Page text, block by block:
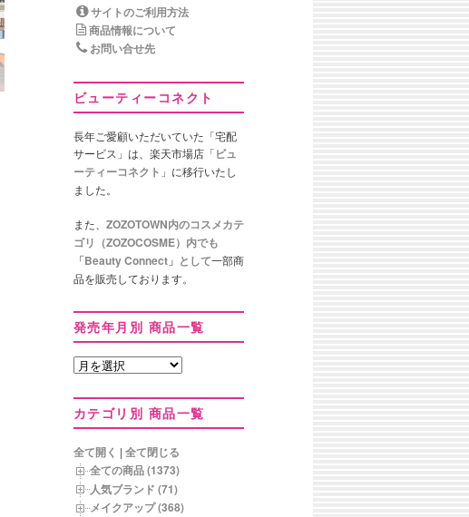
サイトのご利用方法
商品情報について
お問い合せ先
ビューティーコネクト
長年ご愛顧いただいていた「宅配
サービス」は、楽天市場店「ビュ
ーティーコネクト 」に移行いたし
ました。
また、 ZOZOTOWN内のコスメカテ
ゴリ（ZOZOCOSME）内でも
「Beauty Connect」として一部商
品を販売しております。
発売年月別 商品一覧
発
年
月
別
商
品
一
覧
カテゴリ別 商品一覧
全て開く | 全て閉じる
全ての商品 (1373)
人気ブランド (71)
メイクアップ (368)